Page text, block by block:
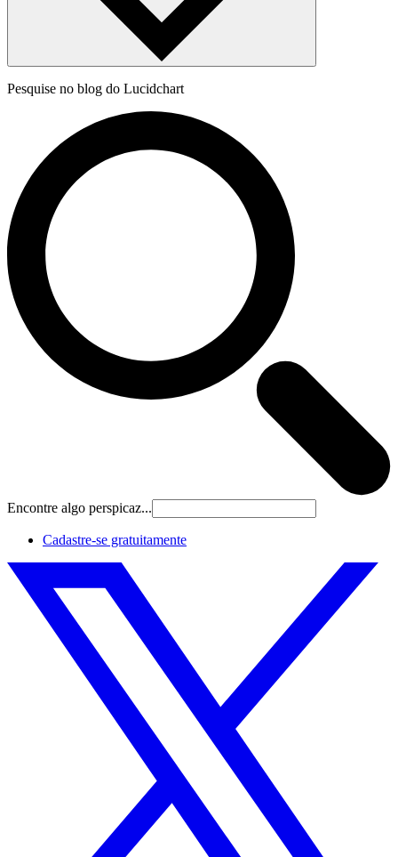
Pesquise no blog do Lucidchart
Encontre algo perspicaz...
Cadastre‐se gratuitamente